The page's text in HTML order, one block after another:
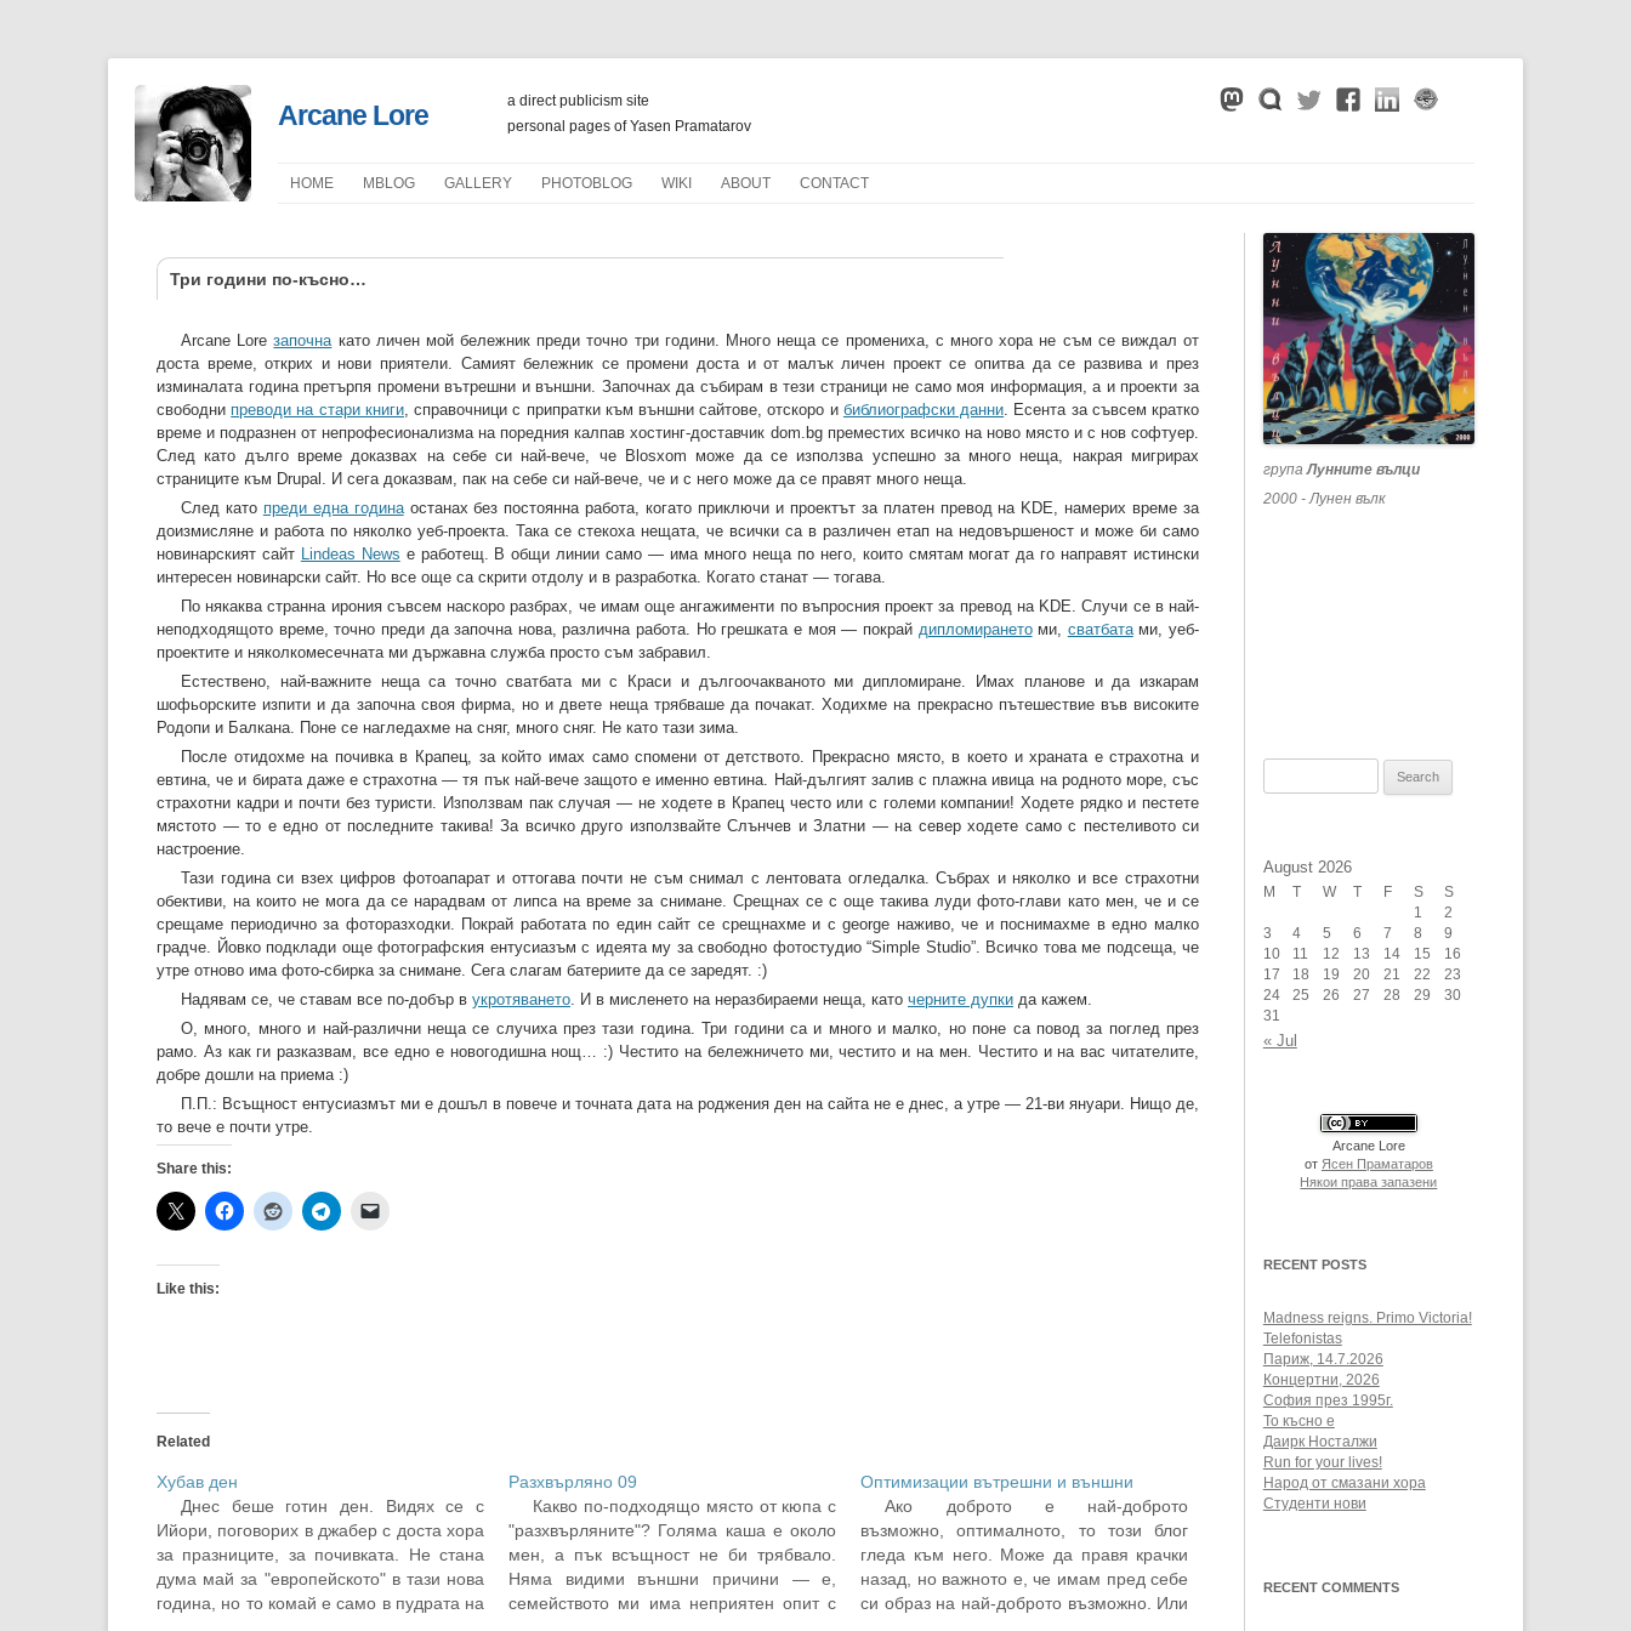
Arcane Lore
a direct publicism site
personal pages of Yasen Pramatarov
HOME ΜBLOG GALLERY PHOTOBLOG WIKI ABOUT CONTACT
Три години по-късно…
Arcane Loreзапочнакато личен мой бележник преди точно три години. Много неща се промениха, с много хора не съм се виждал от
доста време, открих и нови приятели. Самият бележник се промени доста и от малък личен проект се опитва да се развива и през
изминалата година претърпя промени вътрешни и външни. Започнах да събирам в тези страници не само моя информация, а и проекти за
свободни преводи на стари книги, справочници с припратки към външни сайтове, отскоро и библиографски данни. Есента за съвсем кратко
време и подразнен от непрофесионализма на поредния калпав хостинг-доставчик dom.bg преместих всичко на ново място и с нов софтуер.
След като дълго време доказвах на себе си най-вече, че Blosxom може да се използва успешно за много неща, накрая мигрирах
страниците към Drupal. И сега доказвам, пак на себе си най-вече, че и с него може да се правят много неща.
След като преди една годинаостанах без постоянна работа, когато приключи и проектът за платен превод на KDE, намерих време за
доизмисляне и работа по няколко уеб-проекта. Така се стекоха нещата, че всички са в различен етап на недовършеност и може би само
новинарският сайт Lindeas News е работещ. В общи линии само — има много неща по него, които смятам могат да го направят истински
интересен новинарски сайт. Но все още са скрити отдолу и в разработка. Когато станат — тогава.
По някаква странна ирония съвсем наскоро разбрах, че имам още ангажименти по въпросния проект за превод на KDE. Случи се в най-
неподходящото време, точно преди да започна нова, различна работа. Но грешката е моя — покрай дипломиранетоми, сватбатами, уеб-
проектите и няколкомесечната ми държавна служба просто съм забравил.
Естествено, най-важните неща са точно сватбата ми с Краси и дългоочакваното ми дипломиране. Имах планове и да изкарам
шофьорските изпити и да започна своя фирма, но и двете неща трябваше да почакат. Ходихме на прекрасно пътешествие във високите
Родопи и Балкана. Поне се нагледахме на сняг, много сняг. Не като тази зима.
После отидохме на почивка в Крапец, за който имах само спомени от детството. Прекрасно място, в което и храната е страхотна и
евтина, че и бирата даже е страхотна — тя пък най-вече защото е именно евтина. Най-дългият залив с плажна ивица на родното море, със
страхотни кадри и почти без туристи. Използвам пак случая — не ходете в Крапец често или с големи компании! Ходете рядко и пестете
мястото — то е едно от последните такива! За всичко друго използвайте Слънчев и Златни — на север ходете само с пестеливото си
настроение.
Тази година си взех цифров фотоапарат и оттогава почти не съм снимал с лентовата огледалка. Събрах и няколко и все страхотни
обективи, на които не мога да се нарадвам от липса на време за снимане. Срещнах се с още такива луди фото-глави като мен, че и се
срещаме периодично за фоторазходки. Покрай работата по един сайт се срещнахме и с george наживо, че и поснимахме в едно малко
градче. Йовко подклади още фотографския ентусиазъм с идеята му за свободно фотостудио “Simple Studio”. Всичко това ме подсеща, че
утре отново има фото-сбирка за снимане. Сега слагам батериите да се заредят. :)
Надявам се, че ставам все по-добър в укротяването. И в мисленето на неразбираеми неща, като черните дупки да кажем.
О, много, много и най-различни неща се случиха през тази година. Три години са и много и малко, но поне са повод за поглед през
рамо. Аз как ги разказвам, все едно е новогодишна нощ… :) Честито на бележничето ми, честито и на мен. Честито и на вас читателите,
добре дошли на приема :)
П.П.: Всъщност ентусиазмът ми е дошъл в повече и точната дата на роджения ден на сайта не е днес, а утре — 21-ви януари. Нищо де,
то вече е почти утре.
Share this:
Like this:
Related
Хубав ден
Днес беше готин ден. Видях се с
Ийори, поговорих в джабер с доста хора
за празниците, за почивката. Не стана
дума май за "европейското" в тази нова
година, но то комай е само в пудрата на
Разхвърляно 09
Какво по-подходящо място от кюпа с
"разхвърляните"? Голяма каша е около
мен, а пък всъщност не би трябвало.
Няма видими външни причини — е,
семейството ми има неприятен опит с
Оптимизации вътрешни и външни
Ако доброто е най-доброто
възможно, оптималното, то този блог
гледа към него. Може да правя крачки
назад, но важното е, че имам пред себе
си образ на най-доброто възможно. Или
групаЛунните вълци
2000 - Лунен вълк
August 2026
M W F S
S
1
2
3
4 5 6 7 8
9
10
11 12 13 14 15
16
17
18 19 20 21 22
23
24
25 26 27 28 29
30
31
« Jul
Arcane Lore
от Ясен Праматаров
Някои права запазени
RECENT POSTS
Madness reigns. Primo Victoria!
Telefonistas
Париж, 14.7.2026
Концертни, 2026
София през 1995г.
То късно е
Даирк Носталжи
Run for your lives!
Народ от смазани хора
Студенти нови
RECENT COMMENTS